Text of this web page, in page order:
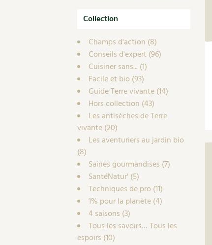
Collection
Champs d'action (8)
Conseils d'expert (96)
Cuisiner sans... (1)
Facile et bio (93)
Guide Terre vivante(14)
Hors collection (43)
Les antisèches de Terre
vivante(20)
Les aventuriers au jardin bio
(8)
Saines gourmandises (7)
SantéNatur' (5)
Techniques de pro (11)
1% pour la planète(4)
4 saisons (3)
Tous les savoirs… Tous les
espoirs (10)